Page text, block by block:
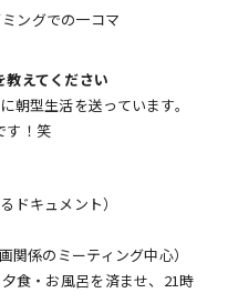
ングでの一コマ
教えてください
朝型生活を送っています。
す！笑
ドキュメント）
係のミーティング中心）
食・お風呂を済ませ、21時